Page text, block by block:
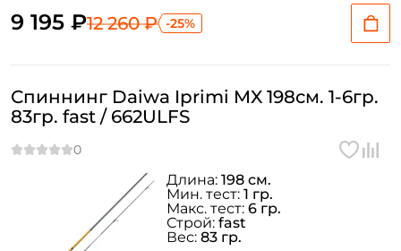
9 195 ₽12 260 ₽ -25%
Спиннинг Daiwa Iprimi MX 198см. 1-6гр.
83гр. fast / 662ULFS
Длина: 198 см.
Мин. тест: 1 гр.
Макс. тест: 6 гр.
Строй: fast
Вес: 83 гр.